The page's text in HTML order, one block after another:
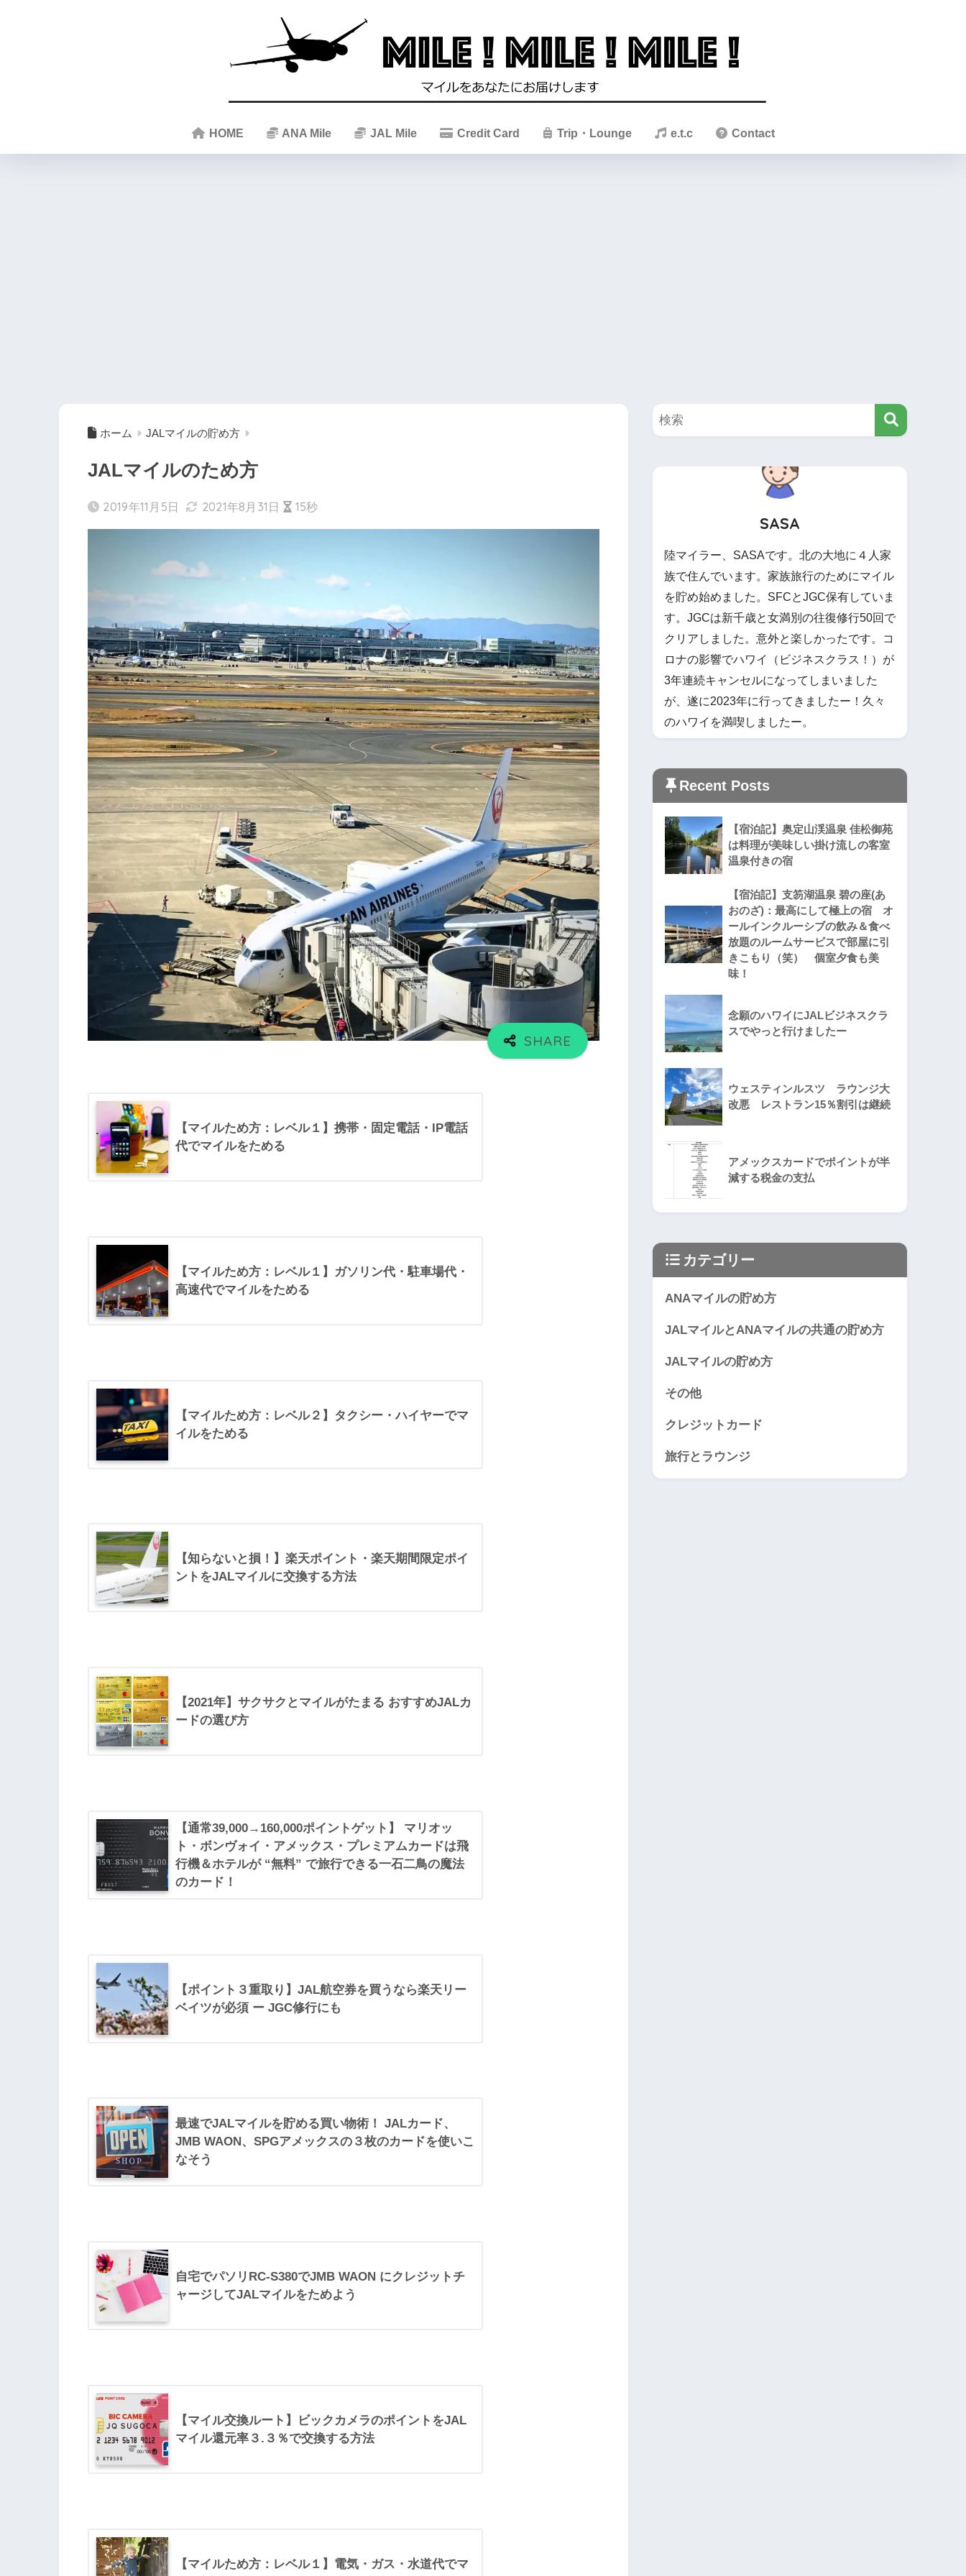
HOME ANA Mile JAL Mile Credit Card Trip・Lounge e.t.c Contact
ホーム JALマイルの貯め方
JALマイルのため方
2019年11月5日 2021年8月31日 15秒
【マイルため方：レベル１】携帯・固定電話・IP電話
代でマイルをためる
【マイルため方：レベル１】ガソリン代・駐車場代・
高速代でマイルをためる
【マイルため方：レベル２】タクシー・ハイヤーでマ
イルをためる
【知らないと損！】楽天ポイント・楽天期間限定ポイ
ントをJALマイルに交換する方法
【2021年】サクサクとマイルがたまる おすすめJALカ
ードの選び方
【通常39,000→160,000ポイントゲット】 マリオッ
ト・ボンヴォイ・アメックス・プレミアムカードは飛
行機＆ホテルが “無料” で旅行できる一石二鳥の魔法
のカード！
【ポイント３重取り】JAL航空券を買うなら楽天リー
ベイツが必須 ー JGC修行にも
最速でJALマイルを貯める買い物術！ JALカード、
JMB WAON、SPGアメックスの３枚のカードを使いこ
なそう
自宅でパソリRC-S380でJMB WAON にクレジットチ
ャージしてJALマイルをためよう
【マイル交換ルート】ビックカメラのポイントをJAL
マイル還元率３.３％で交換する方法
【マイルため方：レベル１】電気・ガス・水道代でマ
SASA
陸マイラー、SASAです。北の大地に４人家
族で住んでいます。家族旅行のためにマイル
を貯め始めました。SFCとJGC保有していま
す。JGCは新千歳と女満別の往復修行50回で
クリアしました。意外と楽しかったです。コ
ロナの影響でハワイ（ビジネスクラス！）が
3年連続キャンセルになってしまいました
が、遂に2023年に行ってきましたー！久々
のハワイを満喫しましたー。
Recent Posts
【宿泊記】奥定山渓温泉 佳松御苑
は料理が美味しい掛け流しの客室
温泉付きの宿
【宿泊記】支笏湖温泉 碧の座(あ
おのざ)：最高にして極上の宿 オ
ールインクルーシブの飲み＆食べ
放題のルームサービスで部屋に引
きこもり（笑） 個室夕食も美
味！
念願のハワイにJALビジネスクラ
スでやっと行けましたー
ウェスティンルスツ ラウンジ大
改悪 レストラン15％割引は継続
アメックスカードでポイントが半
減する税金の支払
カテゴリー
ANAマイルの貯め方
JALマイルとANAマイルの共通の貯め方
JALマイルの貯め方
その他
クレジットカード
旅行とラウンジ